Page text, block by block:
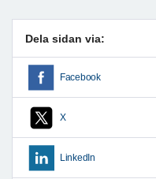
Dela sidan via:
Facebook
X
LinkedIn